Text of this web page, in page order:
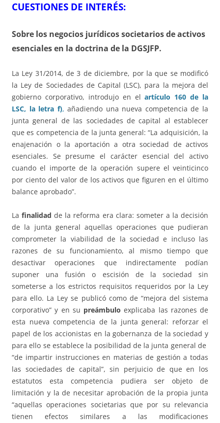
CUESTIONES DE INTERÉS:
Sobre los negocios jurídicos societarios de activos
esenciales en la doctrina de la DGSJFP.
La Ley 31/2014, de 3 de diciembre, por la que se modificó
la Ley de Sociedades de Capital (LSC), para la mejora del
gobierno corporativo, introdujo en elartículo 160 de la
LSC, la letra f), añadiendo una nueva competencia de la
junta general de las sociedades de capital al establecer
que es competencia de la junta general: “La adquisición, la
enajenación o la aportación a otra sociedad de activos
esenciales. Se presume el carácter esencial del activo
cuando el importe de la operación supere el veinticinco
por ciento del valor de los activos que figuren en el último
balance aprobado”.
Lafinalidad de la reforma era clara: someter a la decisión
de la junta general aquellas operaciones que pudieran
comprometer la viabilidad de la sociedad e incluso las
razones de su funcionamiento, al mismo tiempo que
desactivar operaciones que indirectamente podían
suponer una fusión o escisión de la sociedad sin
someterse a los estrictos requisitos requeridos por la Ley
para ello. La Ley se publicó como de “mejora del sistema
corporativo” y en su preámbulo explicaba las razones de
esta nueva competencia de la junta general: reforzar el
papel de los accionistas en la gobernanza de la sociedad y
para ello se establece la posibilidad de la junta general de
“de impartir instrucciones en materias de gestión a todas
las sociedades de capital”, sin perjuicio de que en los
estatutos esta competencia pudiera ser objeto de
limitación y la de necesitar aprobación de la propia junta
“aquellas operaciones societarias que por su relevancia
tienen efectos similares a las modificaciones